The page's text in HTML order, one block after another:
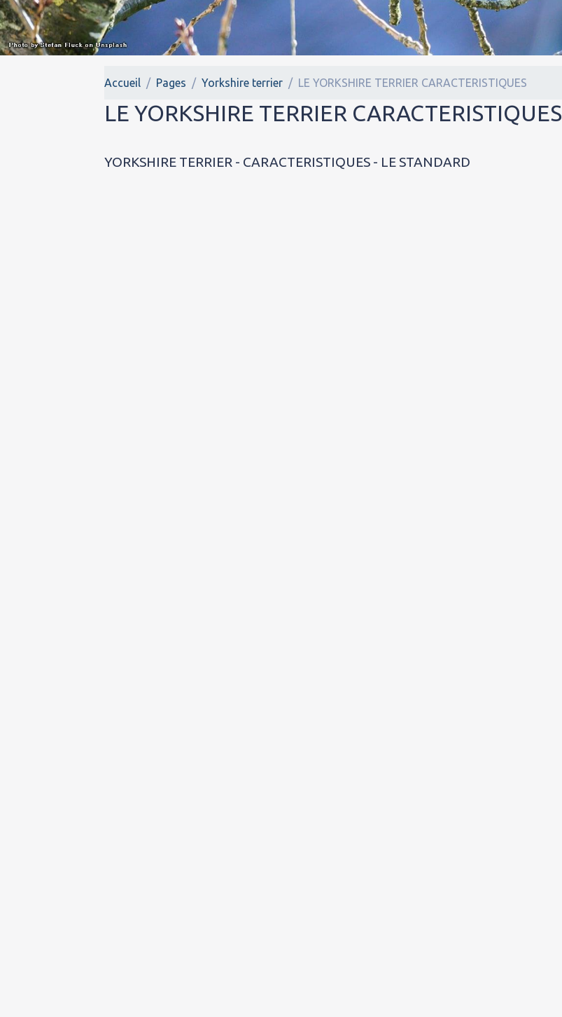
Accueil Pages Yorkshire terrier LE YORKSHIRE TERRIER CARACTERISTIQUES
LE YORKSHIRE TERRIER CARACTERISTIQUES
YORKSHIRE TERRIER - CARACTERISTIQUES - LE STANDARD